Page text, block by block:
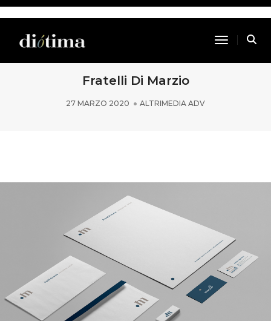
Toggle
Fratelli Di Marzio
27 MARZO 2020 ALTRIMEDIA ADV